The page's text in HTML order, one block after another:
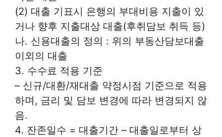
(2) 대출 기표시 은행의 부대비용 지출이 있
거나 향후 지출대상 대출(후취담보 취득 등)
나. 신용대출의 정의 : 위의 부동산담보대출
이외의 대출
3. 수수료 적용 기준
– 신규/대환/재대출 약정시점 기준으로 적용
하며, 금리 및 담보 변경에 따라 변경되지 않
음.
4. 잔존일수 = 대출기간 – 대출일로부터 상